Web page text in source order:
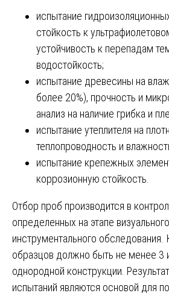
испытание
стойкость к
устойчивость к перепадам
водостойкость;
испытание древесины на
более 20%), прочность и
анализ на наличие грибка и
испытание утеплителя на
теплопроводность и
испытание крепежных
коррозионную стойкость.
Отбор проб производится в
определенных на этапе
инструментального обследования.
образцов должно быть не менее 3
однородной конструкции.
испытаний являются основой для